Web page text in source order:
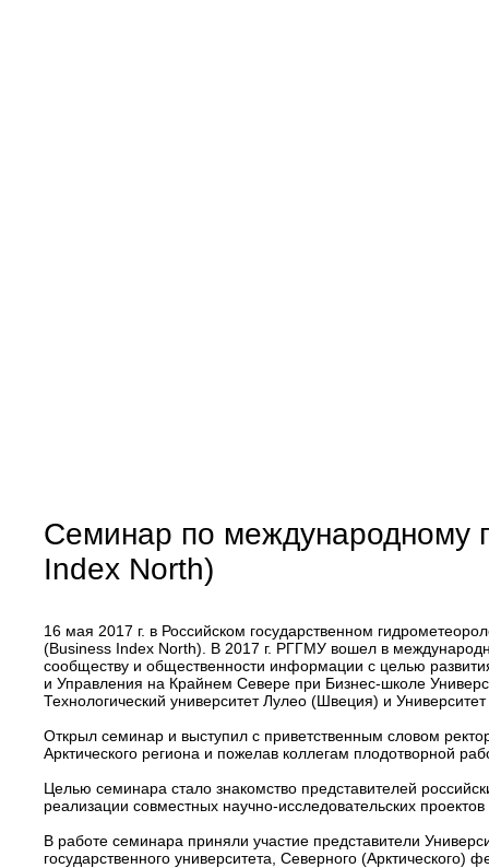
Семинар по международному
Index North)
16 мая 2017 г. в Российском государственном
(Business Index North). В 2017 г. РГГМУ вошел в
сообществу и общественности информации с целью
и Управления на Крайнем Севере при Бизнес-школе
Технологический университет Лулео (Швеция) и
Открыл семинар и выступил с приветственным словом
Арктического региона и пожелав коллегам плодотворной
Целью семинара стало знакомство представителей
реализации совместных научно-исследовательских
В работе семинара приняли участие представители
государственного университета, Северного (Арктического)